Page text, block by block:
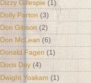
Dizzy Gillespie (1)
Dolly Parton (3)
Don Gibson (2)
Don McLean (6)
Donald Fagen (1)
Doris Day (4)
Dwight Yoakam (1)